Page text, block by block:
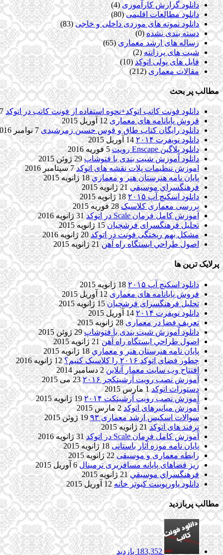
دانلود گزارش کارآموزی (4)
دانلود مطالعات اقلیمی (80)
دانلود نمونه های موردی داخلی و خاجی (83)
دسته بندی نشده (0)
رساله های ارشد معماری (65)
شیت های پرزانته (2)
فایل های پولی اتوکد (10)
مقالات معماری (212)
مطالب پر بحث
دانلود فونت کاتب اتوکد+نحوه استفاده از فونت کاتب در اتوکد 7 آگوست 2017
فروش پایانامه های معماری 12 آوریل 2015
دانلود رایگان کتاب طاق و قوس حسین زمرشیدی 7 نوامبر 2016
دانلود نویفرت ۲۰۱۴
14 آوریل 2015
دانلود پلاگین Enscape رویت
5 فوریه 2016
دانلود آموزش شیت بندی با فتوشاپ 29 ژوئن 2015
اموزش تنظیمات پلات نقشه های اتوکد 7 سپتامبر 2016
پایان نامه هنرستان هنر و معماري 18 ژانویه 2015
فرهنگسراي موسيقي 21 ژانویه 2015
دانلود اسکیچ آپ ۲۰۱۵
18 ژانویه 2015
بررسی معماری کلاسیک 28 فوریه 2015
آموزش کامل فرمان Scale در اتوکد
31 ژانویه 2016
تحلیل فرهنگسرای فرشچیان 15 ژانویه 2015
مشکل بهم ریختگی فونت در اتوکد 20 ژانویه 2016
اصول طراحي ایستگاه راه آهن 21 ژانویه 2015
پرلایک ترین ها
دانلود اسکیچ آپ ۲۰۱۵
18 ژانویه 2015
فروش پایانامه های معماری 12 آوریل 2015
تحلیل فرهنگسرای فرشچیان 15 ژانویه 2015
دانلود نویفرت ۲۰۱۴
14 آوریل 2015
تعریف فضا در معماری 28 ژانویه 2015
دانلود آموزش شیت بندی با فتوشاپ 29 ژوئن 2015
اصول طراحي ایستگاه راه آهن 21 ژانویه 2015
پایان نامه هنرستان هنر و معماري 18 ژانویه 2015
چطور فضای اتوکد ۲۰۱۶ را کلاسیک کنیم؟
12 ژانویه 2016
افتتاح وب سایت معمار آنلاین 2 دسامبر 2014
آموزش نصب رویت آرشیتکچر ۲۰۱۶
23 می 2015
دستورات اتوکد 1 مارس 2015
آموزش نصب رویت آرشیتکت ۲۰۱۴
19 ژانویه 2015
آموزش میانبرهای اتوکد 2 مارس 2015
سوالات اسکیس ارشد معماری ۹۳
19 ژوئن 2015
ترفند های اتوکد 21 ژانویه 2015
آموزش کامل فرمان Scale در اتوکد
31 ژانویه 2016
پایان نامه موزه آثار باستانی 18 ژانویه 2015
رابطه معماری و موسیقی 22 ژانویه 2015
ریز فضاهای پایانه مسافربری ترمینال 6 آوریل 2015
فرهنگسراي موسيقي 21 ژانویه 2015
دانلود پاورپوینت کبوتر خانه 12 آوریل 2015
مطالب پربازدید
183,352 بازدید